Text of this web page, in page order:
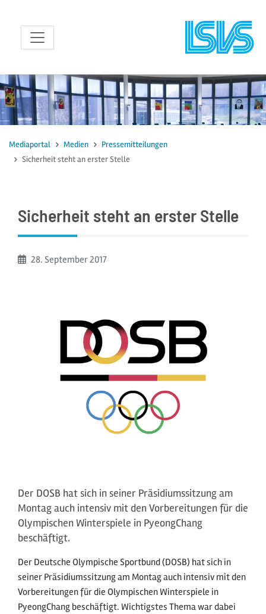
zum Inhalt
Mediaportal Medien
Pressemitteilungen
Sicherheit steht an erster Stelle
Sicherheit steht an erster Stelle
Beginn:
28. September2017
Der DOSB hat sich in seiner Präsidiumssitzung am
Montag auch intensiv mit den Vorbereitungen für die
Olympischen Winterspiele in PyeongChang
beschäftigt.
Der Deutsche Olympische Sportbund (DOSB) hat sich in
seiner Präsidiumssitzung am Montag auch intensiv mit den
Vorbereitungen für die Olympischen Winterspiele in
PyeongChang beschäftigt. Wichtigstes Thema war dabei